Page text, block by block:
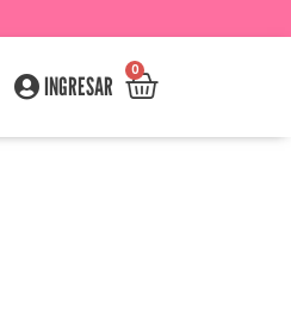
INGRESAR
0